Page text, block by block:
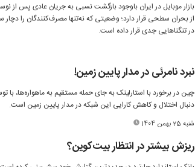
بازار موبایل در ایران باوجود بازگشت نسبی به جریان عادی پس از
از بحران سطحی قرار دارد؛ وضعیتی که نه‌تنها مصرف‌کنندگان را دچار
در تنگناهایی جدی قرار داده است.
نبرد نامرئی در مدار پایین زمین!
دنبال اختلال و کاهش کارایی این شبکه در مدار پایین زمین است.
شنبه 25 بهمن 1404
ریزش بیشتر در انتظار بیت‌کوین؟